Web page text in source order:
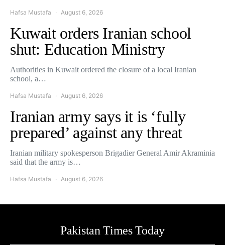
Hafsa Mustafa August 6, 2026
Kuwait orders Iranian school
shut: Education Ministry
Authorities in Kuwait ordered the closure of a local Iranian
school, a…
Hafsa Mustafa August 6, 2026
Iranian army says it is ‘fully
prepared’ against any threat
Iranian military spokesperson Brigadier General Amir Akraminia
said that the army is…
Hafsa Mustafa August 6, 2026
Pakistan Times Today